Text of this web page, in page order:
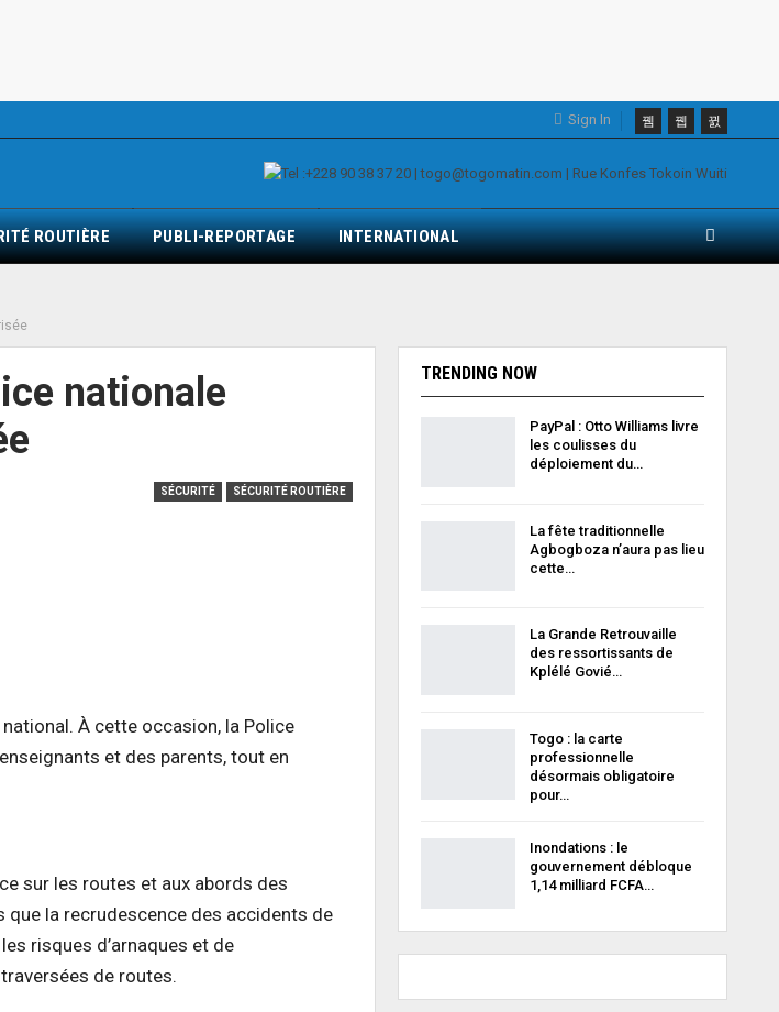
Sign In
ROUTIÈRE PUBLI-REPORTAGE INTERNATIONAL
nationale
SÉCURITÉ SÉCURITÉ ROUTIÈRE
À cette occasion, la Police
et des parents, tout en
sur les routes et aux abords des
la recrudescence des accidents de
risques d’arnaques et de
de routes.
TRENDING NOW
PayPal : Otto Williams livre
les coulisses du
déploiement du…
La fête traditionnelle
Agbogboza n’aura pas lieu
cette…
La Grande Retrouvaille
des ressortissants de
Kplélé Govié…
Togo : la carte
professionnelle
désormais obligatoire
pour…
Inondations : le
gouvernement débloque
1,14 milliard FCFA…